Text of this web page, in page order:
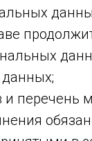
и перечень